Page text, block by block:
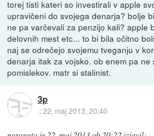
torej tisti kateri so investirali v apple
upravičeni do svojega denarja? bolje
ne pa varčevali za penzijo kali? apple
delovnih mest etc... to bi bila očitno
naj se odrečejo svojemu tveganju v
denarja itak za vojsko. ob enem pa ne
pomislekov. matr si stalinist.
3p
::22. maj 2013, 20:40